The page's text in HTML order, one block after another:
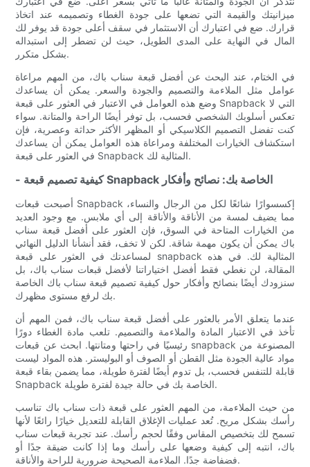
ميزانيتك والقيمة التي تضعها على جودة الغطاء وتصميمه عند اتخاذ
قرارك. ضع في اعتبارك أن الاستثمار في سقف أعلى جودة قد يوفر لك
المال في النهاية على المدى الطويل، حيث لن تضطر إلى استبداله
بشكل متكرر.
في الختام، عند البحث عن أفضل قبعة سناب باك، من المهم مراعاة
عوامل مثل الملاءمة والتصميم والجودة والسعر. يمكن أن يساعدك
وضع هذه العوامل في الاعتبار في العثور على قبعة Snapback التي لا
تعكس أسلوبك الشخصي فحسب، بل توفر أيضًا الراحة والمتانة. سواء
كنت تفضل التصميم الكلاسيكي أو المظهر الأكثر حداثة وعصرية، فإن
استكشاف الخيارات المختلفة ومراعاة هذه العوامل يمكن أن يساعدك
في العثور على قبعة Snapback المثالية لك.
- كيفية تصميم قبعة Snapback الخاصة بك: نصائح وأفكار
أصبحت قبعات Snapback إكسسوارًا شائعًا لكل من الرجال والنساء،
مما يضيف لمسة من الأناقة والأناقة إلى أي ملابس. مع وجود العديد
من الخيارات المتاحة في السوق، فإن العثور على أفضل قبعة سناب
باك يمكن أن يكون مهمة شاقة. لكن لا تخف، فقد أنشأنا الدليل النهائي
لمساعدتك في العثور على قبعة snapback المثالية لك. في هذه
المقالة، لن نغطي فقط أفضل اختياراتنا لأفضل قبعات سناب باك، بل
سنزودك أيضًا بنصائح وأفكار حول كيفية تصميم قبعة سناب باك الخاصة
بك لرفع مستوى مظهرك.
عندما يتعلق الأمر بالعثور على أفضل قبعة سناب باك، فمن المهم أن
تأخذ في الاعتبار المادة والملاءمة والتصميم. تلعب مادة الغطاء دورًا
رئيسيًا في راحتها ومتانتها. ابحث عن قبعات snapback المصنوعة من
مواد عالية الجودة مثل القطن أو الصوف أو البوليستر. هذه المواد ليست
قابلة للتنفس فحسب، بل تدوم أيضًا لفترة طويلة، مما يضمن بقاء قبعة
Snapback الخاصة بك في حالة جيدة لفترة طويلة.
من حيث الملاءمة، من المهم العثور على قبعة ذات سناب باك تناسب
رأسك بشكل مريح. تُعد عمليات الإغلاق القابلة للتعديل خيارًا رائعًا لأنها
تسمح لك بتخصيص المقاس وفقًا لحجم رأسك. عند تجربة قبعات سناب
باك، انتبه إلى كيفية وضعها على رأسك وما إذا كانت ضيقة جدًا أو
فضفاضة جدًا. الملاءمة الصحيحة ضرورية للراحة والأناقة.